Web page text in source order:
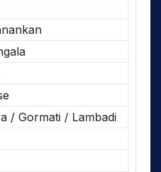
/ Gormati / Lambadi